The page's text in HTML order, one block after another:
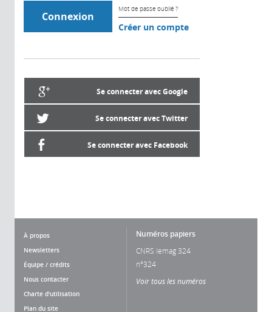
Mot de passe oublié ?
Créer un compte
Se connecter avec Google
Se connecter avec Twitter
Se connecter avec Facebook
À propos
Newsletters
Équipe / crédits
Nous contacter
Charte d'utilisation
Plan du site
Numéros papiers
CNRS lemag 324
n°324
Voir tous les numéros